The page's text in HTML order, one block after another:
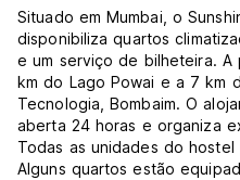
Situado em Mumbai, o
disponibiliza quartos
e um serviço de bilheteira.
km do Lago Powai e a 7 km
Tecnologia, Bombaim. O
aberta 24 horas e organiza
Todas as unidades do
Alguns quartos estão